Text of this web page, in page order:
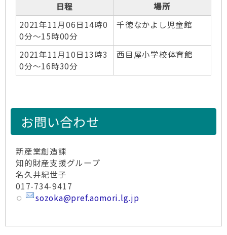
日程
場所
2021年11月06日14時0
0分～15時00分
千徳なかよし児童館
2021年11月10日13時3
0分～16時30分
西目屋小学校体育館
お問い合わせ
新産業創造課
知的財産支援グループ
名久井紀世子
017-734-9417
sozoka@pref.aomori.lg.jp